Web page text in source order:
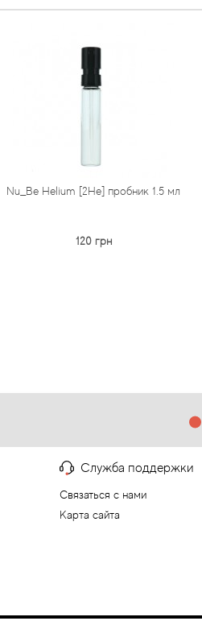
Nu_Be Helium [2He] пробник 1.5 мл
120 грн
Служба поддержки
Связаться с нами
Карта сайта